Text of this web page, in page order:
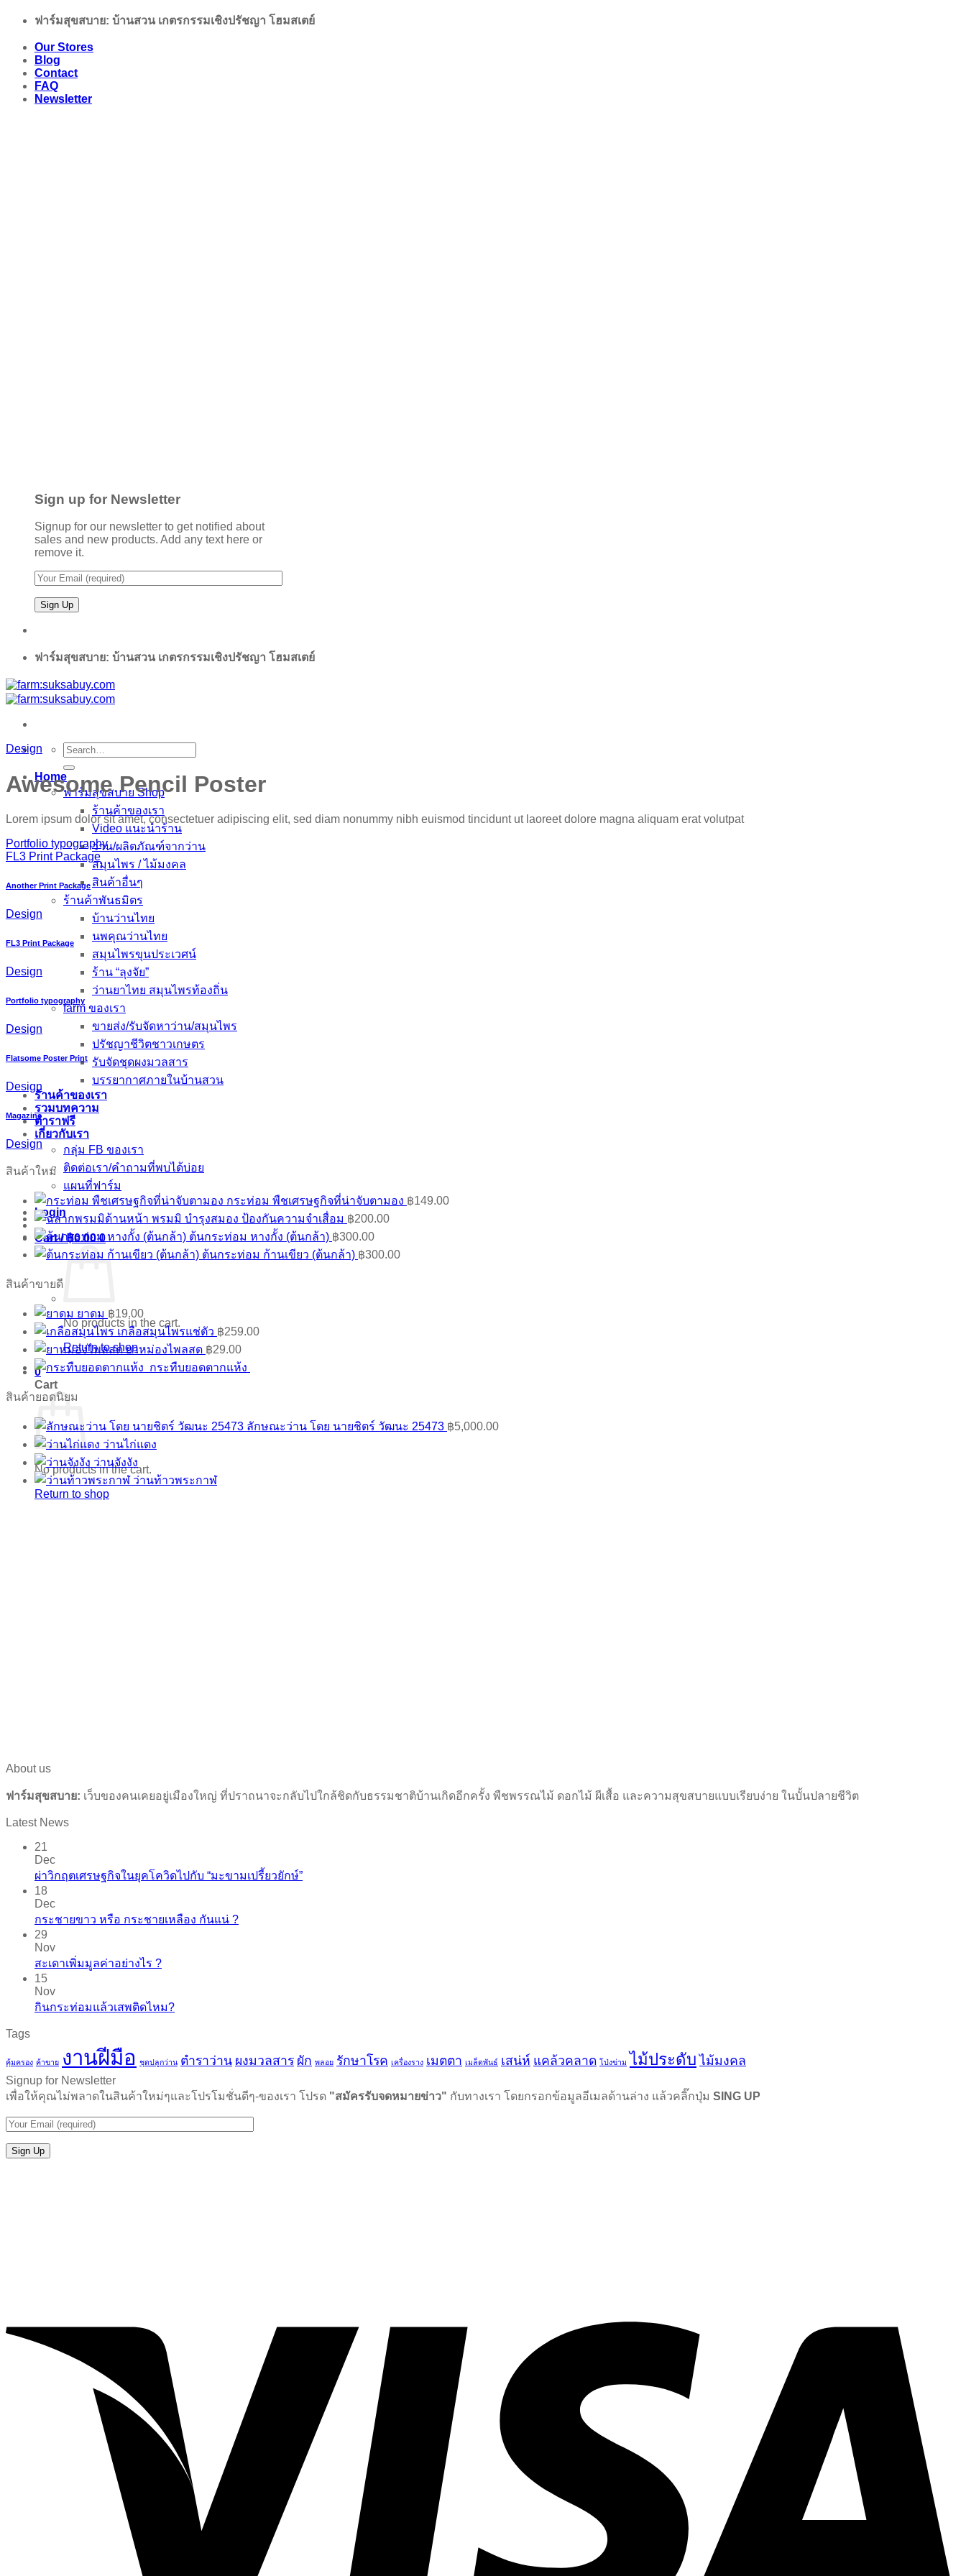
Skip
content
ฟาร์มสุขสบาย: บ้านสวน เกตรกรรมเชิงปรัชญา โฮมสเตย์
Our Stores
Blog
Contact
FAQ
Newsletter
Sign up for Newsletter
Signup for our newsletter to get notified about
sales and new products. Add any text here or
remove it.
ฟาร์มสุขสบาย: บ้านสวน เกตรกรรมเชิงปรัชญา โฮมสเตย์
Search
for:
Home
ฟาร์มสุขสบาย Shop
ร้านค้าของเรา
Video แนะนำร้าน
ว่าน/ผลิตภัณฑ์จากว่าน
สมุนไพร / ไม้มงคล
สินค้าอื่นๆ
ร้านค้าพันธมิตร
บ้านว่านไทย
นพคุณว่านไทย
สมุนไพรขุนประเวศน์
ร้าน “ลุงจัย”
ว่านยาไทย สมุนไพรท้องถิ่น
farm ของเรา
ขายส่ง/รับจัดหาว่าน/สมุนไพร
ปรัชญาชีวิตชาวเกษตร
รับจัดชุดผงมวลสาร
บรรยากาศภายในบ้านสวน
ร้านค้าของเรา
รวมบทความ
ตำราฟรี
เกี่ยวกับเรา
กลุ่ม FB ของเรา
ติดต่อเรา/คำถามที่พบได้บ่อย
แผนที่ฟาร์ม
Login
Cart /฿0.00 0
No products in the cart.
Return to shop
0
Cart
No products in the cart.
Return to shop
Design
Awesome Pencil Poster
Lorem ipsum dolor sit amet, consectetuer adipiscing elit, sed diam nonummy nibh euismod tincidunt ut laoreet dolore magna aliquam erat volutpat
Portfolio typography
FL3 Print Package
Another Print Package
Design
FL3 Print Package
Design
Portfolio typography
Design
Flatsome Poster Print
Design
Magazine
Design
สินค้าใหม่
กระท่อม พืชเศรษฐกิจที่น่าจับตามอง ฿149.00
พรมมิ บำรุงสมอง ป้องกันความจำเสื่อม ฿200.00
ต้นกระท่อม หางกั้ง (ต้นกล้า) ฿300.00
ต้นกระท่อม ก้านเขียว (ต้นกล้า) ฿300.00
สินค้าขายดี
ยาดม ฿19.00
เกลือสมุนไพรแช่ตัว ฿259.00
ยาหม่องไพลสด ฿29.00
กระทืบยอดตากแห้ง
สินค้ายอดนิยม
ลักษณะว่าน โดย นายชิตร์ วัฒนะ 25473 ฿5,000.00
ว่านไก่แดง
ว่านจังงัง
ว่านท้าวพระกาฬ
About us
ฟาร์มสุขสบาย: เว็บของคนเคยอยู่เมืองใหญ่ ที่ปราถนาจะกลับไปใกล้ชิดกับธรรมชาติบ้านเกิดอีกครั้ง พืชพรรณไม้ ดอกไม้ ผีเสื้อ และความสุขสบายแบบเรียบง่าย ในบั้นปลายชีวิต
Latest News
21
Dec
ผ่าวิกฤตเศรษฐกิจในยุคโควิดไปกับ “มะขามเปรี้ยวยักษ์”
18
Dec
กระชายขาว​ หรือ​ กระชายเหลือง กันแน่ ?
29
Nov
สะเดาเพิ่มมูลค่าอย่างไร ?
15
Nov
กินกระท่อมแล้วเสพติดไหม?
Tags
คุ้มครอง ค้าขาย งานฝีมือ ชุดปลูกว่าน ตำราว่าน ผงมวลสาร ผัก พลอย รักษาโรค เครื่องราง เมตตา เมล็ดพันธ์ เสน่ห์ แคล้วคลาด โป่งข่าม ไม้ประดับ ไม้มงคล
Signup for Newsletter
เพื่อให้คุณไม่พลาดในสินค้าใหม่ๆและโปรโมชั่นดีๆ-ของเรา โปรด "สมัครรับจดหมายข่าว" กับทางเรา โดยกรอกข้อมูลอีเมลด้านล่าง แล้วคลิ๊กปุ่ม SING UP